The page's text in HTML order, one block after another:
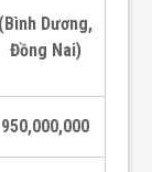
(Bình Dương,
Đồng Nai)
950,000,000